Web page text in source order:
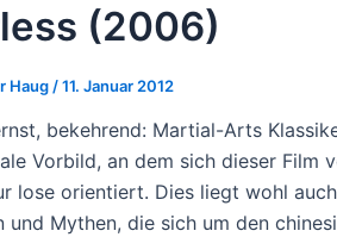
(2006)
Haug /11. Januar 2012
bekehrend: Martial-Arts
Vorbild, an dem sich dieser Film
lose orientiert. Dies liegt wohl
und Mythen, die sich um den